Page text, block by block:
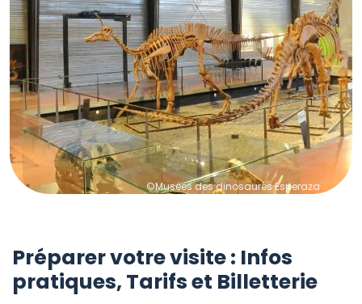
©Musées des dinosaures Esperaza
Préparer votre visite : Infos
pratiques, Tarifs et Billetterie